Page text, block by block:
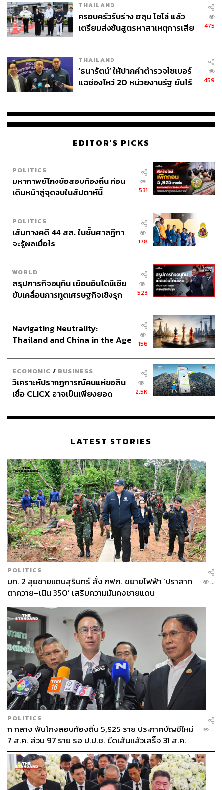
จ่ายหนี้-แอบระบุแบรนด์
THAILAND
ครอบครัวรับร่าง ฮลุน โซโล่ แล้ว
เตรียมส่งชันสูตรหาสาเหตุการเสีย
475
THAILAND
‘ธนารัตน์’ ให้ปากคำตำรวจไซเบอร์
แฉช่องโหว่ 20 หน่วยงานรัฐ ยันไร้
459
EDITOR'S PICKS
POLITICS
มหากาพย์โกงข้อสอบท้องถิ่น ก่อน
เดินหน้าสู่จุดจบในสัปดาห์นี้
531
POLITICS
เส้นทางคดี 44 สส. ในชั้นศาลฎีกา
จะรู้ผลเมื่อไร
178
WORLD
สรุปภารกิจอนุทิน เยือนอินโดนีเซีย
ขับเคลื่อนการทูตเศรษฐกิจเชิงรุก
523
Navigating Neutrality:
Thailand and China in the Age
156
ECONOMIC / BUSINESS
วิเคราะห์ปรากฏการณ์คนแห่ขอสิน
เชื่อ CLICX อาจเป็นเพียงยอด
เรือนไทยที่ถูกซุกไว้
2.5K
LATEST STORIES
POLITICS
มท. 2 ลุยชายแดนสุรินทร์ สั่ง กฟภ. ขยายไฟฟ้า ‘ปราสาท
ตาควาย–เนิน 350’ เสริมความมั่นคงชายแดน
...
POLITICS
ก กลาง ฟันโกงสอบท้องถิ่น 5,925 ราย ประกาศบัญชีใหม่
7 ส.ค. ส่วน 97 ราย รอ ป.ป.ช. ขีดเส้นแล้วเสร็จ 31 ส.ค.
...